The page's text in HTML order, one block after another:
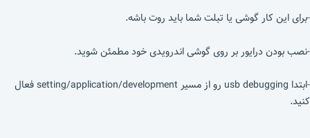
-برای این کار گوشی یا تبلت شما باید روت باشه.
-نصب بودن درایور بر روی گوشی اندرویدی خود مطمئن شوید.
-ابتدا usb debugging رو از مسیر setting/application/development فعال
کنید.